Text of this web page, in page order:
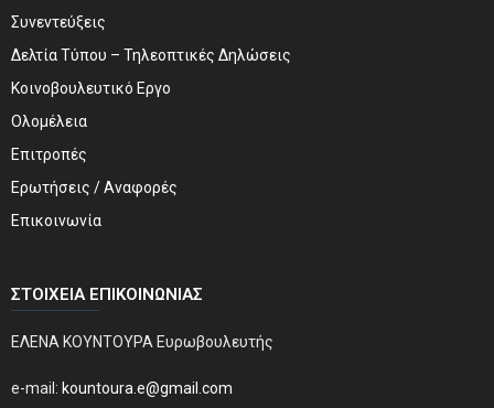
Συνεντεύξεις
Δελτία Τύπου – Τηλεοπτικές Δηλώσεις
Κοινοβουλευτικό Εργο
Ολομέλεια
Επιτροπές
Ερωτήσεις / Αναφορές
Επικοινωνία
ΣΤΟΙΧΕΊΑ ΕΠΙΚΟΙΝΩΝΊΑΣ
ΕΛΕΝΑ ΚΟΥΝΤΟΥΡΑ Ευρωβουλευτής
e-mail: kountoura.e@gmail.com